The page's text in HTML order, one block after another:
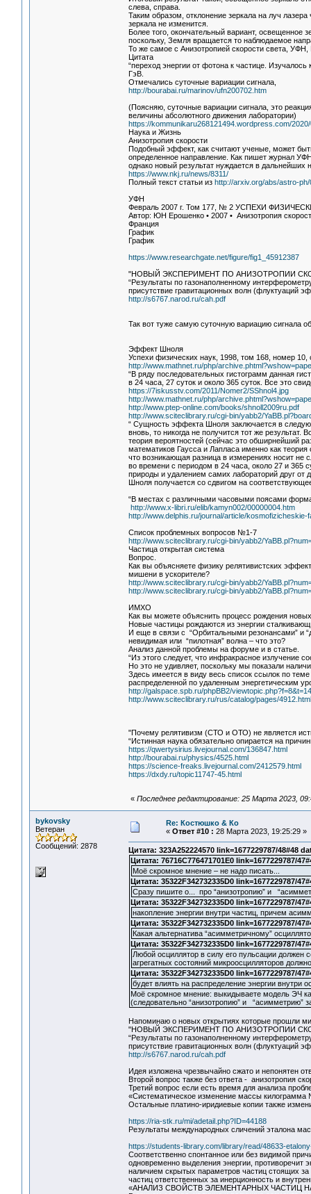
слева, справа.
Таким образом, отклонение зеркала на луч
зеркала не изменится.
Более того, окончательный вариант, освещенное
поскольку, Земля вращается то наблюдаемое
То же самое с Анизотропией скорости света,
Цитата
“переход энергии от фотона к частице.
ГэВ.
Отмечались суточные вариации сигнала,
http://bourabai.ru/marinov/ufn200702.htm
(Поясняю, суточные вариации сигнала, это
величины абсолютного движения лаборатории)
https://kommunikaru268121494.wordpress.com/
Наука и Жизнь
Анизотропия скорости
Подобный эффект, как считают ученые, может
определенное направление. Как пишет журнал
однако новый результат нуждается в дальнейших
https://www.nkj.ru/news/8311/
Полный текст статьи из http://arxiv.org/abs/astro-ph/
УФН
Февраль 2007 г. Том 177, № 2 УСПЕХИ
Автор: ЮН Ерошенко • 2007 • Анизотропия
Франция
График
График
https://www.researchgate.net/figure/fig1_45912387
"НОВЫЙ ЭКСПЕРИМЕНТ ПО АНИЗОТРОПИИ
“Результаты по газонаполненному
присутствие гравитационных волн (флуктуаций
http://s6767.narod.ru/cah.pdf
Так вот туже самую суточную вариацию сигнала
Эффект Шноля
Успехи физических наук, 1998, том 168, номер 10,
http://www.mathnet.ru/php/
“В ряду последовательных гистограмм данная
в 24 часа, 27 суток и около 365 суток. Все это
https://7iskusstv.com/2011/Nomer2/SShnol4.jpg
http://www.mathnet.ru/php/
http://www.ptep-online.com/books/shnoll2009ru.pdf
http://www.sciteclibrary.ru/cgi-bin/yabb2/
“ Сущность эффекта Шноля заключается в
вновь, то никогда не получится тот же результат.
теория вероятностей (сейчас это обширнейший
математиков Гаусса и Лапласа именно как
что возникающая разница в измерениях носит не
во времени с периодом в 24 часа, около 27 и 365
природы и удалением самих лабораторий друг
Шноля получается со сдвигом на
“В местах с различными часовыми поясами
http://www.x-libri.ru/elib/kamyn002/00000004.htm
http://www.delphis.ru/journal/article/
Список проблемных вопросов №1-7
http://www.sciteclibrary.ru/cgi-bin/yabb2/
Частица открытая система
Вопрос.
Как вы объясняете физику релятивистских
мишени в ускорителе?
http://www.sciteclibrary.ru/cgi-bin/yabb2/
http://www.sciteclibrary.ru/cgi-bin/yabb2/
ИМХО
Как вы можете объяснить процесс рождения
Новые частицы рождаются из энергии
И еще в связи с “Орбитальными резонансами” и
невидимая или “пилотная” волна – что это?
Анализ данной проблемы на форуме и в статье.
“Из этого следует, что инфракрасное излучение
Но это не удивляет, поскольку мы показали
Здесь имеется в виду весь список ссылок по
распределенной по удаленным энергетическим
http://galspace.spb.ru/phpBB2/
http://www.sciteclibrary.ru/rus/catalog/pages/4912.html
"Почему релятивизм (СТО и ОТО) не является
“Истинная наука обязательно опирается на
https://qwertysirius.livejournal.com/136847.html
http://bourabai.ru/physics/4525.html
https://science-freaks.livejournal.com/2412579.html
https://dxdy.ru/topic11747-45.html
« Последнее редактирование: 25 Марта 2023,
bykovsky
Ветеран
Сообщений: 2878
Re: Костюшко & Ко
« Ответ #10 : 28 Марта 2023, 19:25:29 »
Цитата: 323A252224570 link=1677229787/48#48
Цитата: 76716C776471701E0 link=1677229787/
Моё скромное мнение – не надо писать...
Цитата: 35322F342732335D0 link=1677229787/
Сразу пишите о... про “анизотропию” и
Цитата: 35322F342732335D0 link=1677229787/
накопление энергии внутри частиц, причем
Цитата: 35322F342732335D0 link=1677229787/
Какая альтернатива “асимметричному”
Цитата: 35322F342732335D0 link=1677229787/
Любой осциллятор в силу его пульсации должен
агрегатных состояний микроосцилляторов
Цитата: 35322F342732335D0 link=1677229787/
будет влиять на распределение энергии внутри
Моё скромное мнение: выкидываете модель ЭЧ
(следовательно “анизотропию” и “асимметрию”
Напоминаю о новых открытиях которые прошли
"НОВЫЙ ЭКСПЕРИМЕНТ ПО АНИЗОТРОПИИ
“Результаты по газонаполненному
присутствие гравитационных волн (флуктуаций
http://s6767.narod.ru/cah.pdf
Идея изложена чрезвычайно сжато и непонятен
Второй вопрос также без ответа - анизотропия
Третий вопрос если есть время для анализа
«Систематическое изменение массы килограмма
Остальные платино-иридиевые копии также
https://ria-stk.ru/mi/adetail.php?ID=44188
Результаты международных сличений эталона
https://students-library.com/library/read/48633-
Соответственно спонтанное или без видимой
одновременно выделения энергии, противоречит
наличием скрытых параметров частиц стоящих
частиц ответственных за инерционность и
«АНАЛИЗ СВОЙСТВ ЭЛЕМЕНТАРНЫХ